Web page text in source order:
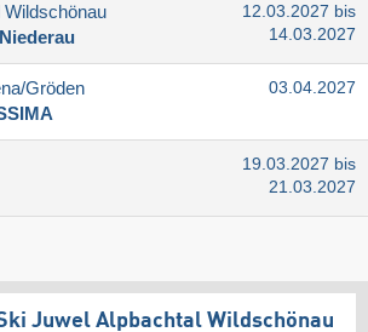
Wildschönau
12.03.2027 bis
14.03.2027
​Gröden
03.04.2027
19.03.2027 bis
21.03.2027
Juwel Alpbachtal Wildschönau